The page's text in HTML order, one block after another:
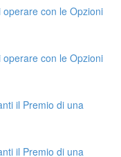
con le Opzioni
con le Opzioni
il Premio di una
il Premio di una